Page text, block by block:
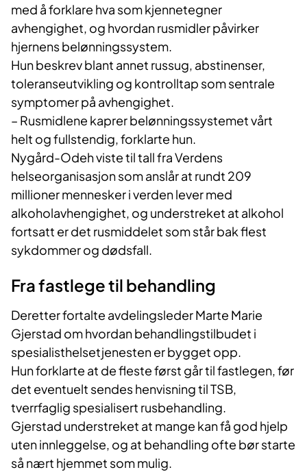
med å forklare hva som kjennetegner
avhengighet, og hvordan rusmidler påvirker
hjernens belønningssystem.
Hun beskrev blant annet russug, abstinenser,
toleranseutvikling og kontrolltap som sentrale
symptomer på avhengighet.
– Rusmidlene kaprer belønningssystemet vårt
helt og fullstendig, forklarte hun.
Nygård-Odeh viste til tall fra Verdens
helseorganisasjon som anslår at rundt 209
millioner mennesker i verden lever med
alkoholavhengighet, og understreket at alkohol
fortsatt er det rusmiddelet som står bak flest
sykdommer og dødsfall.
Fra fastlege til behandling
Deretter fortalte avdelingsleder Marte Marie
Gjerstad om hvordan behandlingstilbudet i
spesialisthelsetjenesten er bygget opp.
Hun forklarte at de fleste først går til fastlegen, før
det eventuelt sendes henvisning til TSB,
tverrfaglig spesialisert rusbehandling.
Gjerstad understreket at mange kan få god hjelp
uten innleggelse, og at behandling ofte bør starte
så nært hjemmet som mulig.